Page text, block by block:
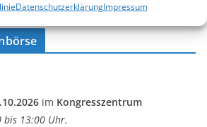
DatenschutzerklärungImpressum
im Kongresszentrum
bis 13:00 Uhr.